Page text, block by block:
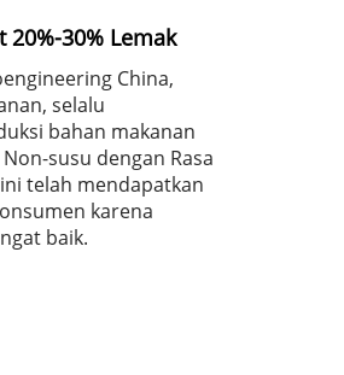
30% Lemak
China,
selalu
bahan makanan
susu dengan Rasa
telah mendapatkan
karena
baik.